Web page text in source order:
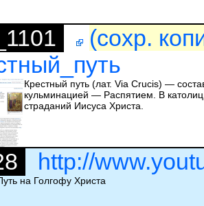
(сохр.
Крестный путь (лат. Via Crucis) —
кульминацией — Распятием. В
страданий Иисуса Христа.
http://
на Голгофу Христа